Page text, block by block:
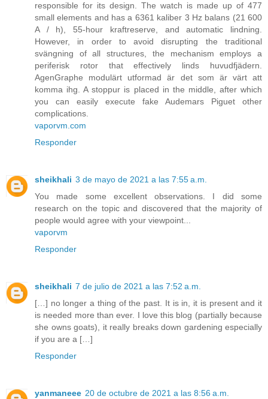
responsible for its design. The watch is made up of 477
small elements and has a 6361 kaliber 3 Hz balans (21 600
A / h), 55-hour kraftreserve, and automatic lindning.
However, in order to avoid disrupting the traditional
svängning of all structures, the mechanism employs a
periferisk rotor that effectively linds huvudfjädern.
AgenGraphe modulärt utformad är det som är värt att
komma ihg. A stoppur is placed in the middle, after which
you can easily execute fake Audemars Piguet other
complications.
vaporvm.com
Responder
sheikhali 3 de mayo de 2021 a las 7:55 a.m.
You made some excellent observations. I did some
research on the topic and discovered that the majority of
people would agree with your viewpoint...
vaporvm
Responder
sheikhali 7 de julio de 2021 a las 7:52 a.m.
[…] no longer a thing of the past. It is in, it is present and it
is needed more than ever. I love this blog (partially because
she owns goats), it really breaks down gardening especially
if you are a […]
Responder
yanmaneee 20 de octubre de 2021 a las 8:56 a.m.